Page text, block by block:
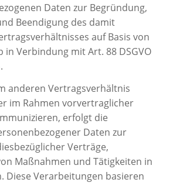
Daten zur Begründung,
Beendigung des damit
auf Basis von
in Verbindung mit Art. 88 DSGVO
anderen Vertragsverhältnis
im Rahmen vorvertraglicher
erfolgt die
Daten zur
Verträge,
Maßnahmen und Tätigkeiten in
Diese Verarbeitungen basieren